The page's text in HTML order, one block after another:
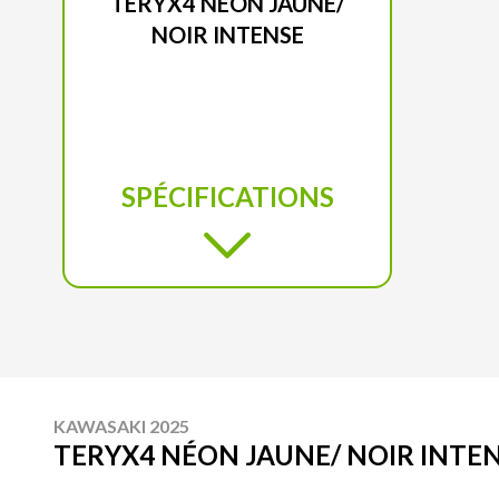
NOIR INTENSE
SPÉCIFICATIONS
KAWASAKI 2025
TERYX4 NÉON JAUNE/ NOIR